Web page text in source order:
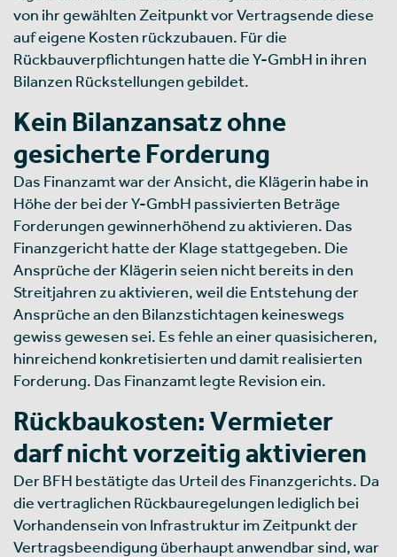
von ihr gewählten Zeitpunkt vor Vertragsende diese
auf eigene Kosten rückzubauen. Für die
Rückbauverpflichtungen hatte die Y-GmbH in ihren
Bilanzen Rückstellungen gebildet.
Kein Bilanzansatz ohne
gesicherte Forderung
Das Finanzamt war der Ansicht, die Klägerin habe in
Höhe der bei der Y-GmbH passivierten Beträge
Forderungen gewinnerhöhend zu aktivieren. Das
Finanzgericht hatte der Klage stattgegeben. Die
Ansprüche der Klägerin seien nicht bereits in den
Streitjahren zu aktivieren, weil die Entstehung der
Ansprüche an den Bilanzstichtagen keineswegs
gewiss gewesen sei. Es fehle an einer quasisicheren,
hinreichend konkretisierten und damit realisierten
Forderung. Das Finanzamt legte Revision ein.
Rückbaukosten: Vermieter
darf nicht vorzeitig aktivieren
Der BFH bestätigte das Urteil des Finanzgerichts. Da
die vertraglichen Rückbauregelungen lediglich bei
Vorhandensein von Infrastruktur im Zeitpunkt der
Vertragsbeendigung überhaupt anwendbar sind, war